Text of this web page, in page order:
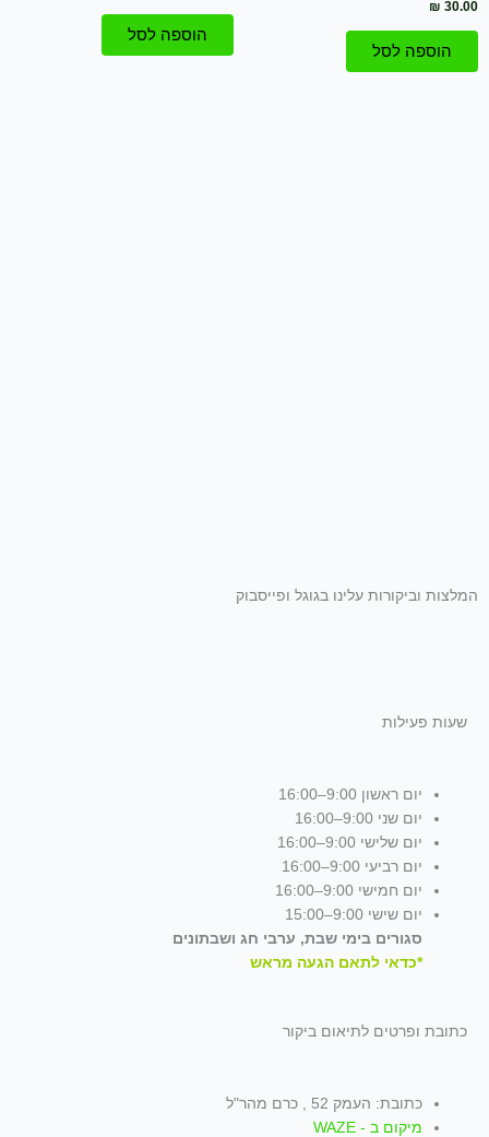
₪ 30.00
הוספה לסל
הוספה לסל
את
האפשרויות
המלצות וביקורות עלינו בגוגל ופייסבוק
שעות פעילות
יום ראשון 9:00–16:00
יום שני 9:00–16:00
יום שלישי 9:00–16:00
יום רביעי 9:00–16:00
יום חמישי 9:00–16:00
יום שישי 9:00–15:00
סגורים בימי שבת, ערבי חג ושבתונים
*כדאי לתאם הגעה מראש
כתובת ופרטים לתיאום ביקור
כתובת: העמק 52 , כרם מהר"ל
מיקום ב - WAZE